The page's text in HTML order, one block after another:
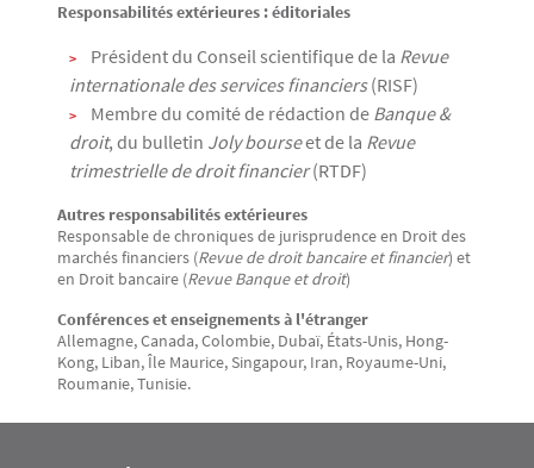
Responsabilités extérieures : éditoriales
Président du Conseil scientifique de la Revue
internationale des services financiers(RISF)
Membre du comité de rédaction de Banque &
droit, du bulletin Joly bourseet de la Revue
trimestrielle de droit financier(RTDF)
Autres responsabilités extérieures
Responsable de chroniques de jurisprudence en Droit des
marchés financiers (Revue de droit bancaire et financier) et
en Droit bancaire (Revue Banque et droit)
Conférences et enseignements à l'étranger
Allemagne, Canada, Colombie, Dubaï, États-Unis, Hong-
Kong, Liban, Île Maurice, Singapour, Iran, Royaume-Uni,
Roumanie, Tunisie.